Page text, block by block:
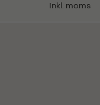
Inkl. moms